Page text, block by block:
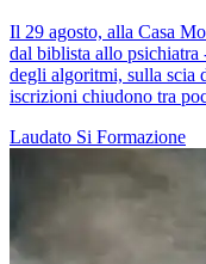
Il 29 agosto, alla Casa
dal biblista allo psichiatra
degli algoritmi, sulla scia
iscrizioni chiudono tra
Laudato Si Formazione